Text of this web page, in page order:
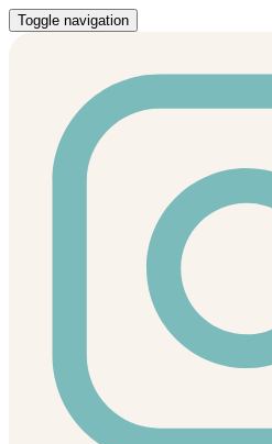
Toggle navigation